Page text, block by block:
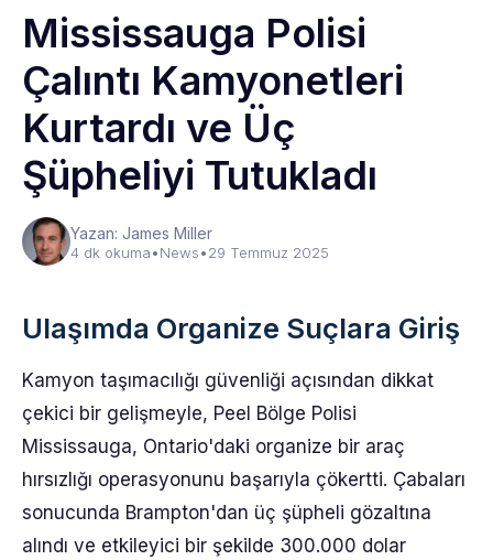
Mississauga Polisi
Çalıntı Kamyonetleri
Kurtardı ve Üç
Şüpheliyi Tutukladı
Yazan: James Miller
4 dk okuma•News•29 Temmuz 2025
Ulaşımda Organize Suçlara Giriş
Kamyon taşımacılığı güvenliği açısından dikkat
çekici bir gelişmeyle, Peel Bölge Polisi
Mississauga, Ontario'daki organize bir araç
hırsızlığı operasyonunu başarıyla çökertti. Çabaları
sonucunda Brampton'dan üç şüpheli gözaltına
alındı ve etkileyici bir şekilde 300.000 dolar